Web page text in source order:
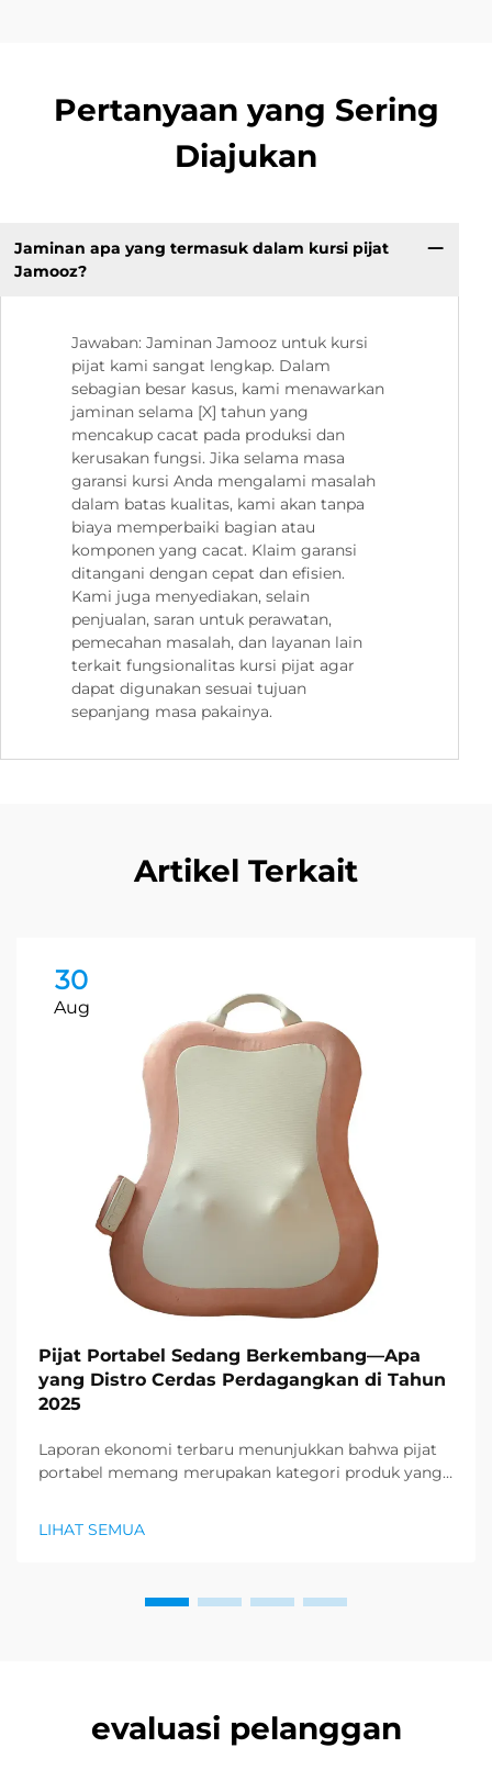
Pertanyaan yang Sering
Diajukan
Jaminan apa yang termasuk dalam kursi pijat
Jamooz?
Jawaban: Jaminan Jamooz untuk kursi
pijat kami sangat lengkap. Dalam
sebagian besar kasus, kami menawarkan
jaminan selama [X] tahun yang
mencakup cacat pada produksi dan
kerusakan fungsi. Jika selama masa
garansi kursi Anda mengalami masalah
dalam batas kualitas, kami akan tanpa
biaya memperbaiki bagian atau
komponen yang cacat. Klaim garansi
ditangani dengan cepat dan efisien.
Kami juga menyediakan, selain
penjualan, saran untuk perawatan,
pemecahan masalah, dan layanan lain
terkait fungsionalitas kursi pijat agar
dapat digunakan sesuai tujuan
sepanjang masa pakainya.
Artikel Terkait
30
Aug
Pijat Portabel Sedang Berkembang—Apa
yang Distro Cerdas Perdagangkan di Tahun
2025
Laporan ekonomi terbaru menunjukkan bahwa pijat
portabel memang merupakan kategori produk yang
muncul. Distributor sudah mengetahui...
LIHAT SEMUA
evaluasi pelanggan